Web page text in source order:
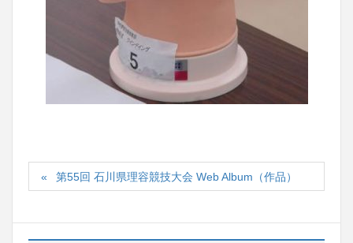
第55回 石川県理容競技大会 Web Album（作品）